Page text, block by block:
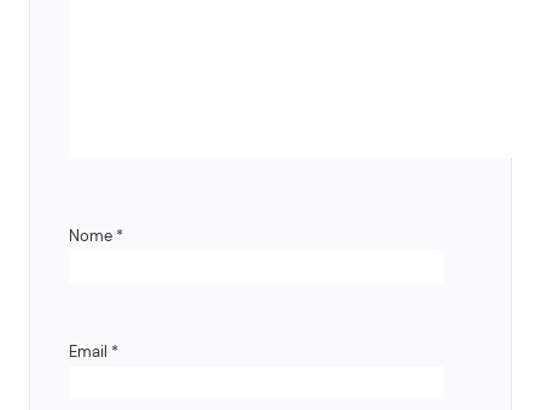
Nome *
Email *